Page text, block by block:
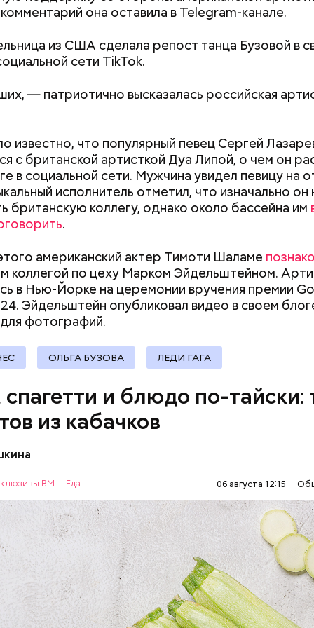
она оставила в Telegram-канале.
из США сделала репост танца Бузовой в
сети TikTok.
— патриотично высказалась российская
известно, что популярный певец Сергей
с британской артисткой Дуа Липой, о чем он
в социальной сети. Мужчина увидел певицу на
исполнитель отметил, что изначально он
британскую коллегу, однако около бассейна им
.
американский актер Тимоти Шаламе
коллегой по цеху Марком Эйдельштейном.
в Нью-Йорке на церемонии вручения премии
Эйдельштейн опубликовал видео в своем
фотографий.
ОЛЬГА БУЗОВА ЛЕДИ ГАГА
спагетти и блюдо по-тайски:
из кабачков
ВМ Еда 06 августа 12:15
масло;
ОВОЩИ РЕЦЕПТЫ
Как поменять батареи дома и
не получить штраф
Как получить до
рублей от
трудной
претендовать и